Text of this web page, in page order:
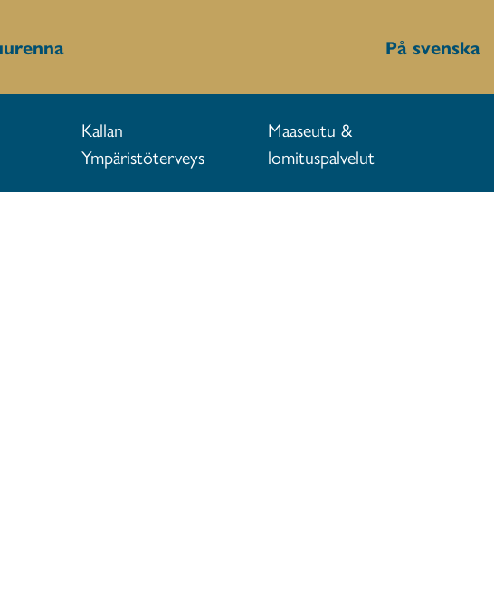
På svenska
Kallan
Ympäristöterveys
Maaseutu &
lomituspalvelut